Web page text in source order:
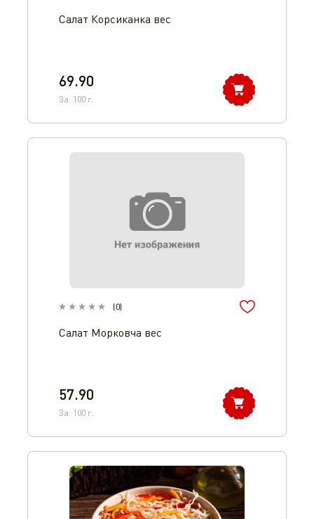
Салат Корсиканка вес
69.90
За 100 г.
(0)
Салат Морковча вес
57.90
За 100 г.